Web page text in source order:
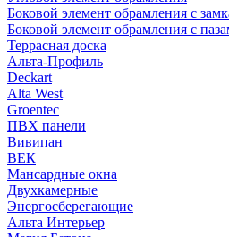
Боковой элемент обрамления с
Боковой элемент обрамления с
Террасная доска
Альта-Профиль
Deckart
Alta West
Groentec
ПВХ панели
Вивипан
ВЕК
Мансардные окна
Двухкамерные
Энергосберегающие
Альта Интерьер